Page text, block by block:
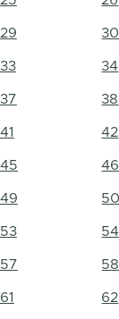
29 30
33 34
37 38
41 42
45 46
49 50
53 54
57 58
61 62